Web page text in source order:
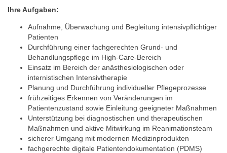
Ihre Aufgaben:
Aufnahme, Überwachung und Begleitung intensivpflichtiger
Patienten
Durchführung einer fachgerechten Grund- und
Behandlungspflege im High-Care-Bereich
Einsatz im Bereich der anästhesiologischen oder
internistischen Intensivtherapie
Planung und Durchführung individueller Pflegeprozesse
frühzeitiges Erkennen von Veränderungen im
Patientenzustand sowie Einleitung geeigneter Maßnahmen
Unterstützung bei diagnostischen und therapeutischen
Maßnahmen und aktive Mitwirkung im Reanimationsteam
sicherer Umgang mit modernen Medizinprodukten
fachgerechte digitale Patientendokumentation (PDMS)